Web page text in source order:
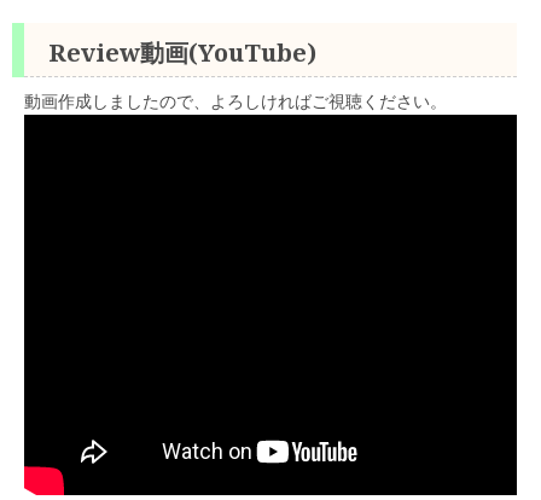
Review動画(YouTube)
動画作成しましたので、よろしければご視聴ください。